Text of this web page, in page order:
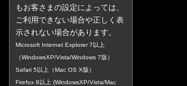
もお客さまの設定によっては、
ご利用できない場合や正しく表
示されない場合があります。
Microsoft Internet Explorer 7以上
（WindowsXP/Vista/Windows 7版）
Safari 5以上（Mac OS X版）
Firefox 8以上 (WindowsXP/Vista/Mac